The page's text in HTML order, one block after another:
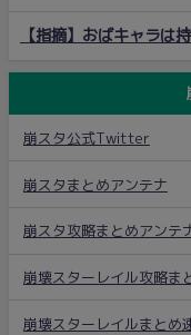
【指摘】おばキャラは
崩スタ公式Twitter
崩スタまとめアンテナ
崩スタ攻略まとめアンテ
崩壊スターレイル攻略ま
崩壊スターレイルまとめ